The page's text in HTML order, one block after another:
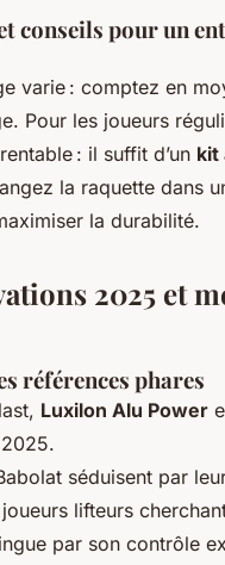
conseils pour un
varie : comptez en
Pour les joueurs
: il suffit d’un kit
la raquette dans
la durabilité.
2025 et
références phares
Luxilon Alu Power
séduisent par
lifteurs
par son contrôle